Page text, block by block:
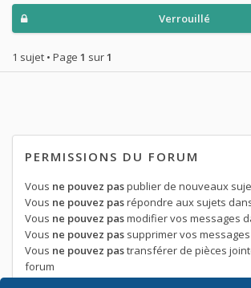
Verrouillé
1 sujet • Page 1 sur1
PERMISSIONS DU FORUM
Vous ne pouvez paspublier de nouveaux
Vous ne pouvez pasrépondre aux sujets
Vous ne pouvez pasmodifier vos messages
Vous ne pouvez pas supprimer vos
Vous ne pouvez pastransférer de pièces
forum